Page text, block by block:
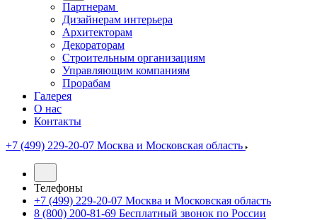
Партнерам
Дизайнерам интерьера
Архитекторам
Декораторам
Строительным организациям
Управляющим компаниям
Прорабам
Галерея
О нас
Контакты
+7 (499) 229-20-07 Москва и Московская область
Телефоны
+7 (499) 229-20-07 Москва и Московская область
8 (800) 200-81-69 Бесплатный звонок по России